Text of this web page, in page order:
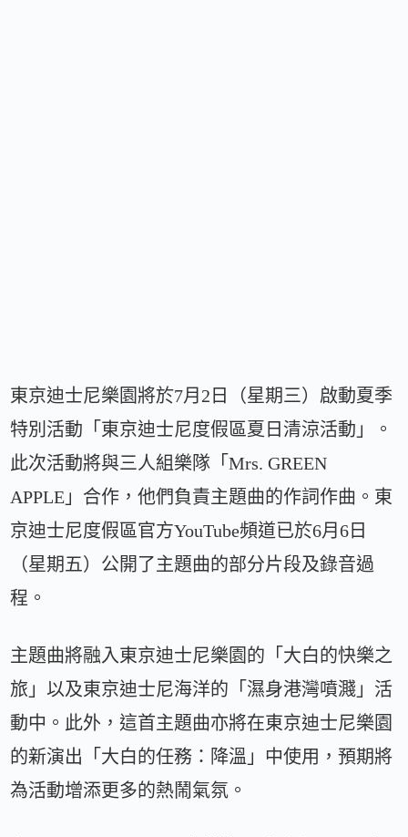
東京迪士尼樂園將於7月2日（星期三）啟動夏季
特別活動「東京迪士尼度假區夏日清涼活動」。
此次活動將與三人組樂隊「Mrs. GREEN
APPLE」合作，他們負責主題曲的作詞作曲。東
京迪士尼度假區官方YouTube頻道已於6月6日
（星期五）公開了主題曲的部分片段及錄音過
程。
主題曲將融入東京迪士尼樂園的「大白的快樂之
旅」以及東京迪士尼海洋的「濕身港灣噴濺」活
動中。此外，這首主題曲亦將在東京迪士尼樂園
的新演出「大白的任務：降溫」中使用，預期將
為活動增添更多的熱鬧氣氛。